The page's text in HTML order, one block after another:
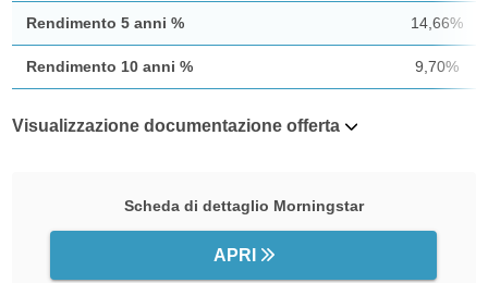
Rendimento 5 anni % 14,66%
Rendimento 10 anni % 9,70%
Visualizzazione documentazione offerta
Scheda di dettaglio Morningstar
APRI